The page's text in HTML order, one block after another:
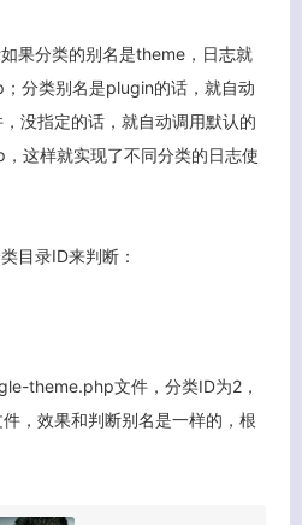
果分类的别名是theme，日志就
分类别名是plugin的话，就自动
没指定的话，就自动调用默认的
这样就实现了不同分类的日志使
目录ID来判断：
theme.php文件，分类ID为2，
，效果和判断别名是一样的，根